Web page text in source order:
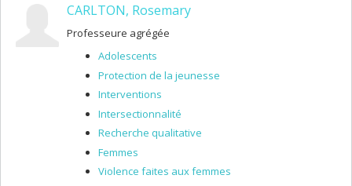
CARLTON, Rosemary
Professeure agrégée
Adolescents
Protection de la jeunesse
Interventions
Intersectionnalité
Recherche qualitative
Femmes
Violence faites aux femmes